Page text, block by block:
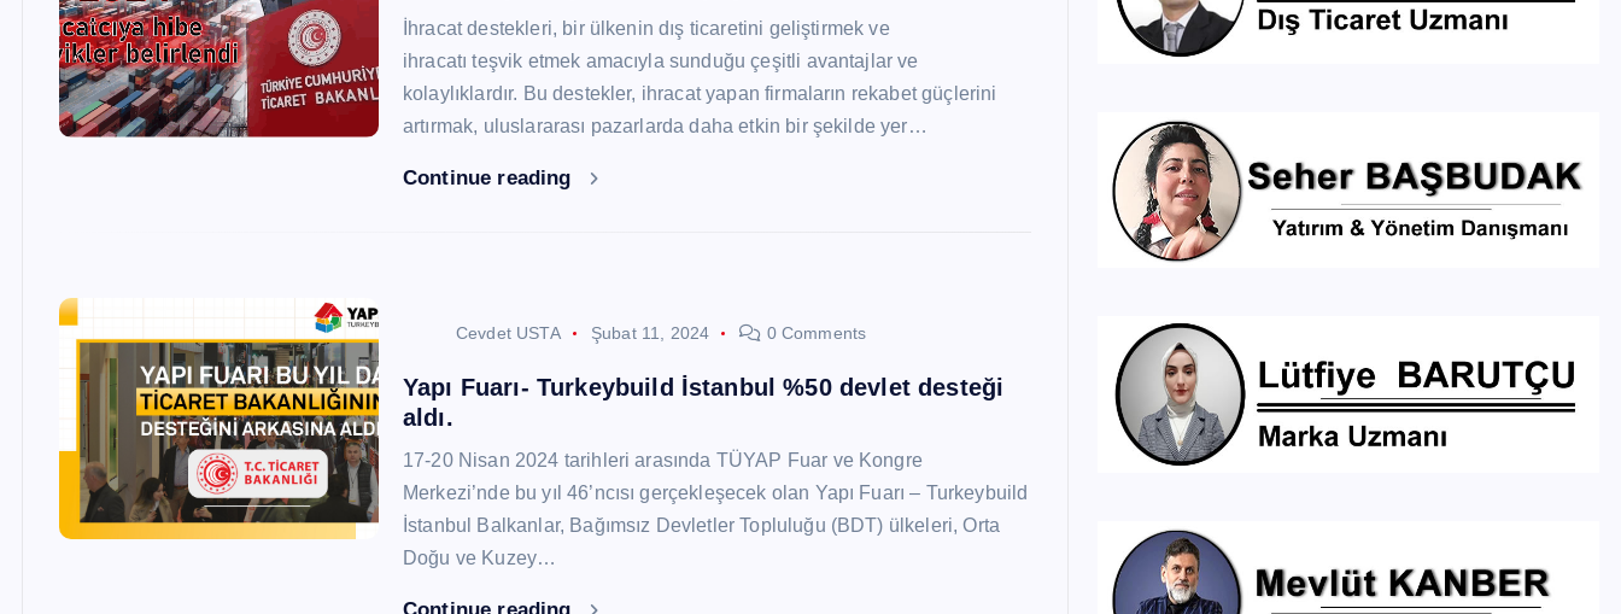
İhracat destekleri, bir ülkenin dış ticaretini geliştirmek ve
ihracatı teşvik etmek amacıyla sunduğu çeşitli avantajlar ve
kolaylıklardır. Bu destekler, ihracat yapan firmaların rekabet güçlerini
artırmak, uluslararası pazarlarda daha etkin bir şekilde yer…
Continue reading
Cevdet USTA Şubat 11, 2024 0 Comments
Yapı Fuarı- Turkeybuild İstanbul %50 devlet desteği
aldı.
17-20 Nisan 2024 tarihleri arasında TÜYAP Fuar ve Kongre
Merkezi’nde bu yıl 46’ncısı gerçekleşecek olan Yapı Fuarı – Turkeybuild
İstanbul Balkanlar, Bağımsız Devletler Topluluğu (BDT) ülkeleri, Orta
Doğu ve Kuzey…